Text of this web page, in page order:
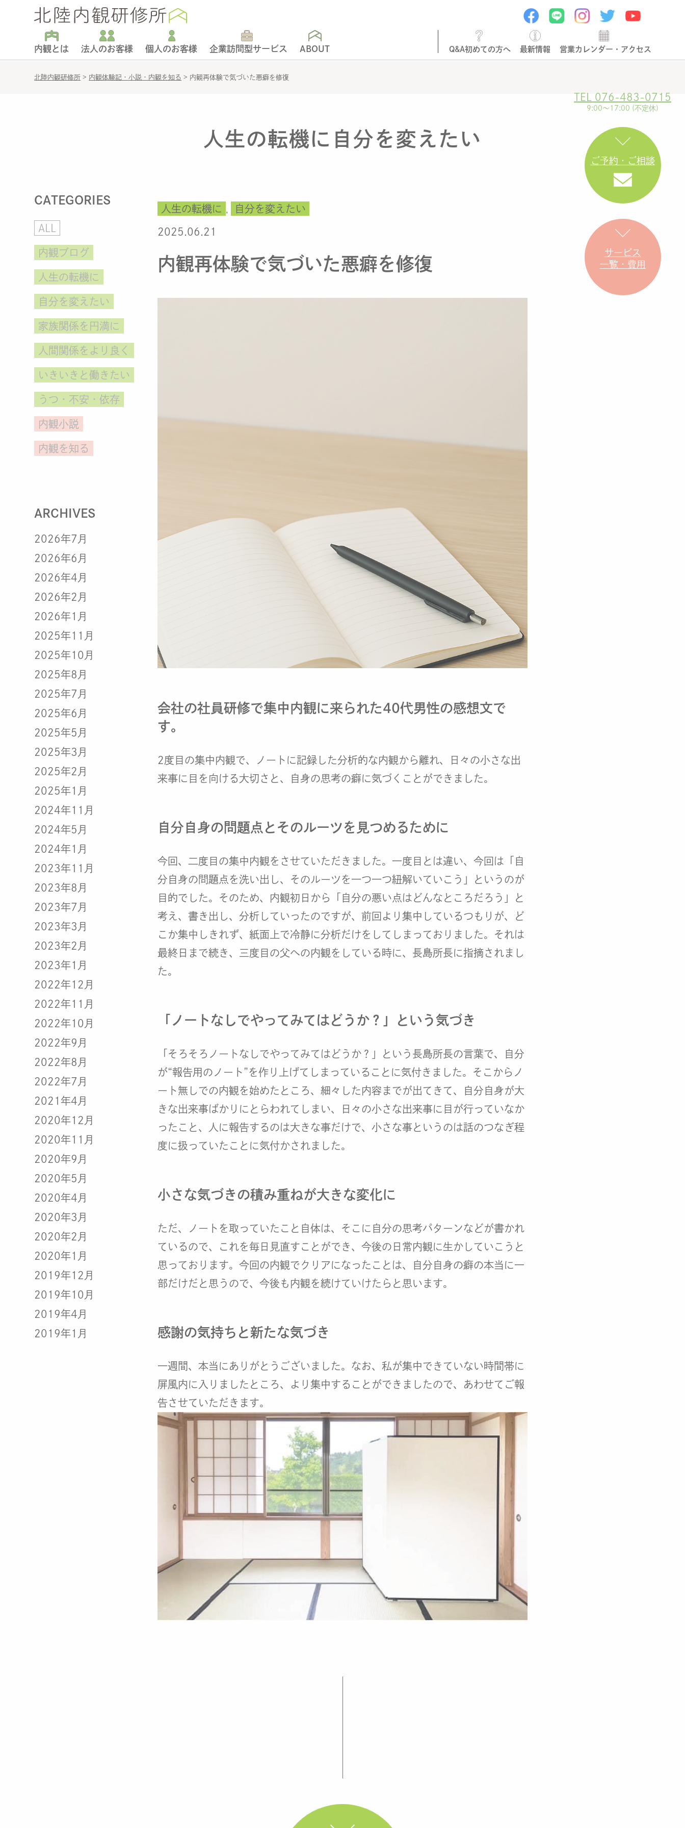
内観とは 法人のお客様 個人のお客様 企業訪問型サービス ABOUT Q&A初めての方へ 最新情報 営業カレンダー・アクセス
北陸内観研修所 > 内観体験記・小説・内観を知る > 内観再体験で気づいた悪癖を修復
人生の転機に自分を変えたい
CATEGORIES
ALL
内観ブログ
人生の転機に
自分を変えたい
家族関係を円満に
人間関係をより良く
いきいきと働きたい
うつ・不安・依存
内観小説
内観を知る
ARCHIVES
2026年7月
2026年6月
2026年4月
2026年2月
2026年1月
2025年11月
2025年10月
2025年8月
2025年7月
2025年6月
2025年5月
2025年3月
2025年2月
2025年1月
2024年11月
2024年5月
2024年1月
2023年11月
2023年8月
2023年7月
2023年3月
2023年2月
2023年1月
2022年12月
2022年11月
2022年10月
2022年9月
2022年8月
2022年7月
2021年4月
2020年12月
2020年11月
2020年9月
2020年5月
2020年4月
2020年3月
2020年2月
2020年1月
2019年12月
2019年10月
2019年4月
2019年1月
人生の転機に 自分を変えたい
2025.06.21
内観再体験で気づいた悪癖を修復
会社の社員研修で集中内観に来られた40代男性の感想文で
す。
2度目の集中内観で、ノートに記録した分析的な内観から離れ、日々の小さな出
来事に目を向ける大切さと、自身の思考の癖に気づくことができました。
自分自身の問題点とそのルーツを見つめるために
今回、二度目の集中内観をさせていただきました。一度目とは違い、今回は「自
分自身の問題点を洗い出し、そのルーツを一つ一つ紐解いていこう」というのが
目的でした。そのため、内観初日から「自分の悪い点はどんなところだろう」と
考え、書き出し、分析していったのですが、前回より集中しているつもりが、ど
こか集中しきれず、紙面上で冷静に分析だけをしてしまっておりました。それは
最終日まで続き、三度目の父への内観をしている時に、長島所長に指摘されまし
た。
「ノートなしでやってみてはどうか？」という気づき
「そろそろノートなしでやってみてはどうか？」という長島所長の言葉で、自分
が“報告用のノート”を作り上げてしまっていることに気付きました。そこからノ
ート無しでの内観を始めたところ、細々した内容までが出てきて、自分自身が大
きな出来事ばかりにとらわれてしまい、日々の小さな出来事に目が行っていなか
ったこと、人に報告するのは大きな事だけで、小さな事というのは話のつなぎ程
度に扱っていたことに気付かされました。
小さな気づきの積み重ねが大きな変化に
ただ、ノートを取っていたこと自体は、そこに自分の思考パターンなどが書かれ
ているので、これを毎日見直すことができ、今後の日常内観に生かしていこうと
思っております。今回の内観でクリアになったことは、自分自身の癖の本当に一
部だけだと思うので、今後も内観を続けていけたらと思います。
感謝の気持ちと新たな気づき
一週間、本当にありがとうございました。なお、私が集中できていない時間帯に
屏風内に入りましたところ、より集中することができましたので、あわせてご報
告させていただきます。
TEL 076-483-0715
9:00〜17:00 (不定休)
ご予約・ご相談
サービス
一覧・費用